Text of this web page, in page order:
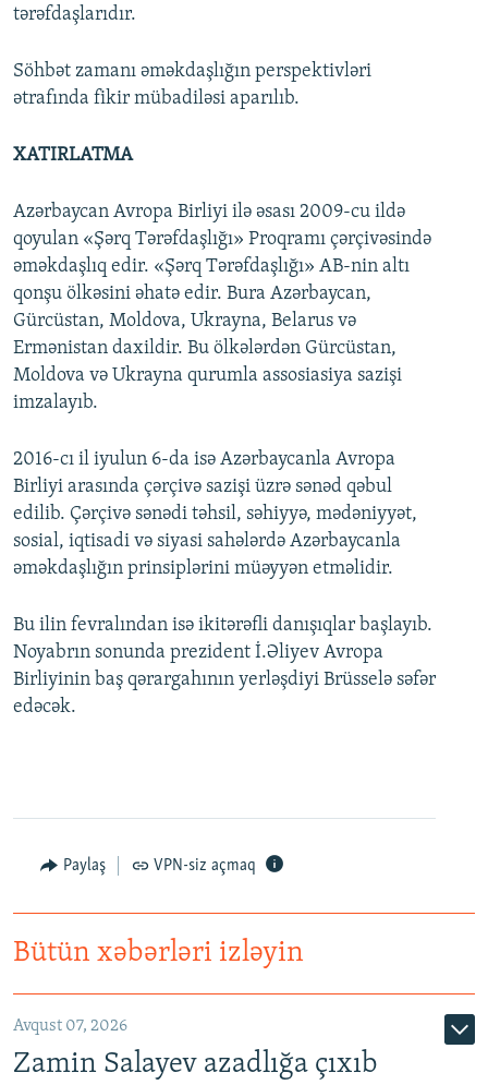
tərəfdaşlarıdır.
Söhbət zamanı əməkdaşlığın perspektivləri
ətrafında fikir mübadiləsi aparılıb.
XATIRLATMA
Azərbaycan Avropa Birliyi ilə əsası 2009-cu ildə
qoyulan «Şərq Tərəfdaşlığı» Proqramı çərçivəsində
əməkdaşlıq edir. «Şərq Tərəfdaşlığı» AB-nin altı
qonşu ölkəsini əhatə edir. Bura Azərbaycan,
Gürcüstan, Moldova, Ukrayna, Belarus və
Ermənistan daxildir. Bu ölkələrdən Gürcüstan,
Moldova və Ukrayna qurumla assosiasiya sazişi
imzalayıb.
2016-cı il iyulun 6-da isə Azərbaycanla Avropa
Birliyi arasında çərçivə sazişi üzrə sənəd qəbul
edilib. Çərçivə sənədi təhsil, səhiyyə, mədəniyyət,
sosial, iqtisadi və siyasi sahələrdə Azərbaycanla
əməkdaşlığın prinsiplərini müəyyən etməlidir.
Bu ilin fevralından isə ikitərəfli danışıqlar başlayıb.
Noyabrın sonunda prezident İ.Əliyev Avropa
Birliyinin baş qərargahının yerləşdiyi Brüsselə səfər
edəcək.
Paylaş VPN-siz açmaq
Bütün xəbərləri izləyin
Avqust 07, 2026
Zamin Salayev azadlığa çıxıb